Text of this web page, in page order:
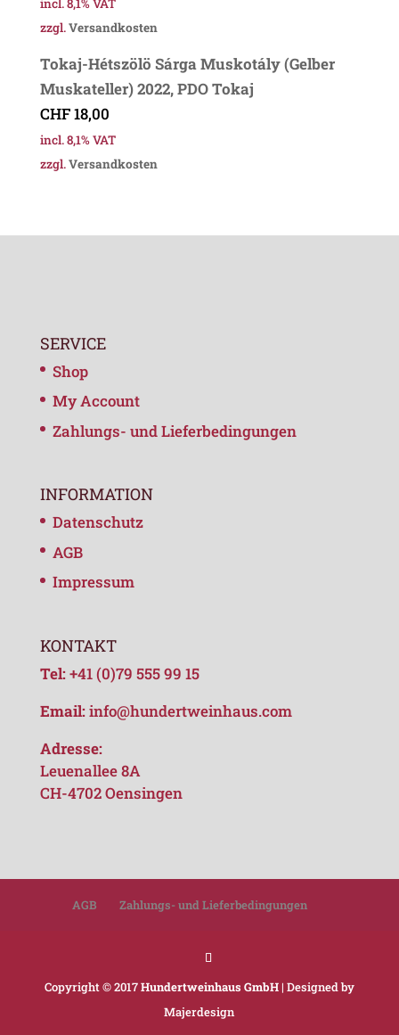
incl. 8,1% VAT
zzgl.Versandkosten
Tokaj-Hétszölö Sárga Muskotály (Gelber
Muskateller) 2022, PDO Tokaj
CHF18,00
incl. 8,1% VAT
zzgl.Versandkosten
SERVICE
Shop
My Account
Zahlungs- und Lieferbedingungen
INFORMATION
Datenschutz
AGB
Impressum
KONTAKT
Tel:+41 (0)79 555 99 15
Email:info@hundertweinhaus.com
Adresse:
Leuenallee 8A
CH-4702 Oensingen
AGB Zahlungs- und Lieferbedingungen
Copyright © 2017Hundertweinhaus GmbH| Designed by
Majerdesign